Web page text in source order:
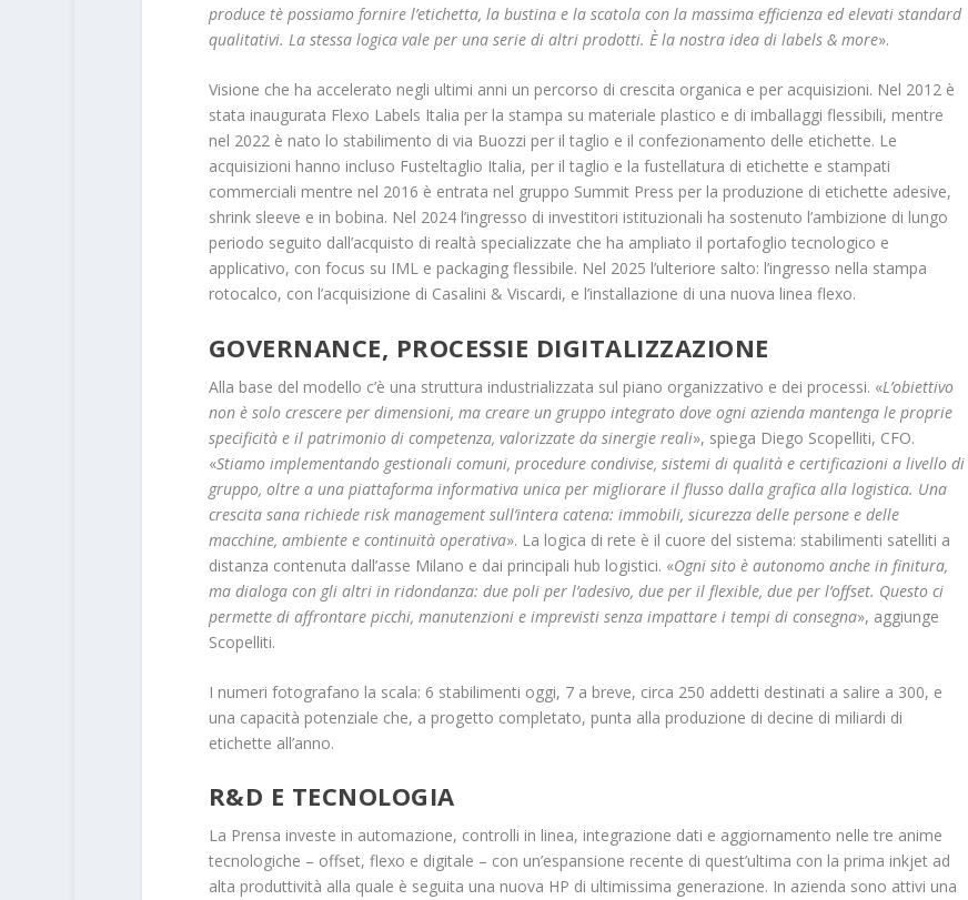
produce tè possiamo fornire l’etichetta, la bustina e la scatola con la massima efficienza ed elevati standard
qualitativi. La stessa logica vale per una serie di altri prodotti. È la nostra idea di labels & more».
Visione che ha accelerato negli ultimi anni un percorso di crescita organica e per acquisizioni. Nel 2012 è
stata inaugurata Flexo Labels Italia per la stampa su materiale plastico e di imballaggi flessibili, mentre
nel 2022 è nato lo stabilimento di via Buozzi per il taglio e il confezionamento delle etichette. Le
acquisizioni hanno incluso Fusteltaglio Italia, per il taglio e la fustellatura di etichette e stampati
commerciali mentre nel 2016 è entrata nel gruppo Summit Press per la produzione di etichette adesive,
shrink sleeve e in bobina. Nel 2024 l’ingresso di investitori istituzionali ha sostenuto l’ambizione di lungo
periodo seguito dall’acquisto di realtà specializzate che ha ampliato il portafoglio tecnologico e
applicativo, con focus su IML e packaging flessibile. Nel 2025 l’ulteriore salto: l’ingresso nella stampa
rotocalco, con l’acquisizione di Casalini & Viscardi, e l’installazione di una nuova linea flexo.
GOVERNANCE, PROCESSIE DIGITALIZZAZIONE
Alla base del modello c’è una struttura industrializzata sul piano organizzativo e dei processi. «L’obiettivo
non è solo crescere per dimensioni, ma creare un gruppo integrato dove ogni azienda mantenga le proprie
specificità e il patrimonio di competenza, valorizzate da sinergie reali», spiega Diego Scopelliti, CFO.
«Stiamo implementando gestionali comuni, procedure condivise, sistemi di qualità e certificazioni a livello di
gruppo, oltre a una piattaforma informativa unica per migliorare il flusso dalla grafica alla logistica. Una
crescita sana richiede risk management sull’intera catena: immobili, sicurezza delle persone e delle
macchine, ambiente e continuità operativa». La logica di rete è il cuore del sistema: stabilimenti satelliti a
distanza contenuta dall’asse Milano e dai principali hub logistici. «Ogni sito è autonomo anche in finitura,
ma dialoga con gli altri in ridondanza: due poli per l’adesivo, due per il flexible, due per l’offset. Questo ci
permette di affrontare picchi, manutenzioni e imprevisti senza impattare i tempi di consegna», aggiunge
Scopelliti.
I numeri fotografano la scala: 6 stabilimenti oggi, 7 a breve, circa 250 addetti destinati a salire a 300, e
una capacità potenziale che, a progetto completato, punta alla produzione di decine di miliardi di
etichette all’anno.
R&D E TECNOLOGIA
La Prensa investe in automazione, controlli in linea, integrazione dati e aggiornamento nelle tre anime
tecnologiche – offset, flexo e digitale – con un’espansione recente di quest’ultima con la prima inkjet ad
alta produttività alla quale è seguita una nuova HP di ultimissima generazione. In azienda sono attivi una